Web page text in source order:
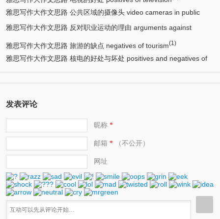
雅思写作大作文思路 公共区域的摄像头 video cameras in public
place(1)
雅思写作大作文思路 反对职业运动的理由 arguments against
professional or competitive sport
雅思写作大作文思路 旅游的缺点 negatives of tourism(1)
雅思写作大作文思路 核电的好处与坏处 positives and negatives of
(1)
发表评论
昵称*
邮箱 *（不公开）
网址